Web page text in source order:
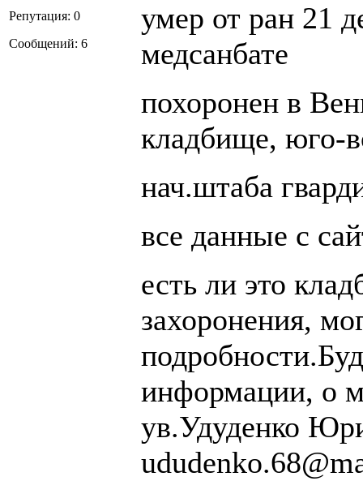
Репутация: 0
Сообщений: 6
умер от ран 21
медсанбате
похоронен в
кладбище, юго-
нач.штаба
все данные с
есть ли это
захоронения,
информации, о
ув.Удуденко